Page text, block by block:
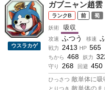
ウスラカゲ
ガブニャン趙雲
B 前 蜀
妖術 吸収
攻速 ふつう 移速
戦力 2413 HP 565
ちから 468 妖力
守り 268 回避 450
ひっさつ 敵単体に吸
とりつき 敵単体のま